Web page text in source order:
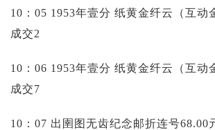
10：05 1953年壹分 纸黄金纤云（互动
成交2
10：06 1953年壹分 纸黄金纤云（互动
成交7
10：07 出圉图无齿纪念邮折连号68.00